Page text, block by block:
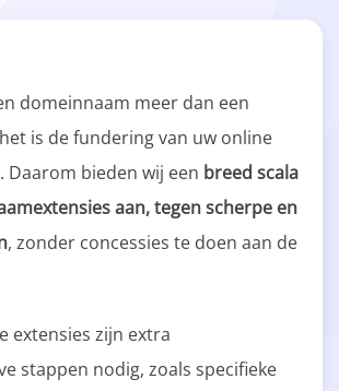
domeinnaam meer dan een
is de fundering van uw online
Daarom bieden wij een breed scala
aan, tegen scherpe en
, zonder concessies te doen aan de
extensies zijn extra
stappen nodig, zoals specifieke